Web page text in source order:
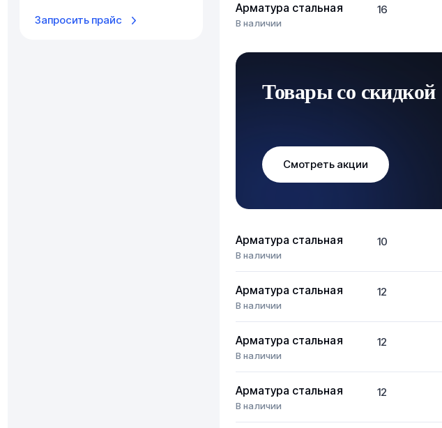
Запросить прайс
Арматура стальная
В наличии
16
Товары со скидкой
Смотреть акции
Арматура стальная
В наличии
10
Арматура стальная
В наличии
12
Арматура стальная
В наличии
12
Арматура стальная
В наличии
12